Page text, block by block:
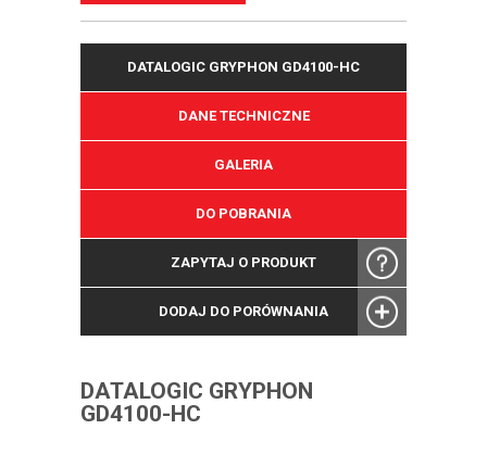
DATALOGIC GRYPHON GD4100-HC
DANE TECHNICZNE
GALERIA
DO POBRANIA
ZAPYTAJ O PRODUKT
DODAJ DO PORÓWNANIA
DATALOGIC GRYPHON
GD4100-HC